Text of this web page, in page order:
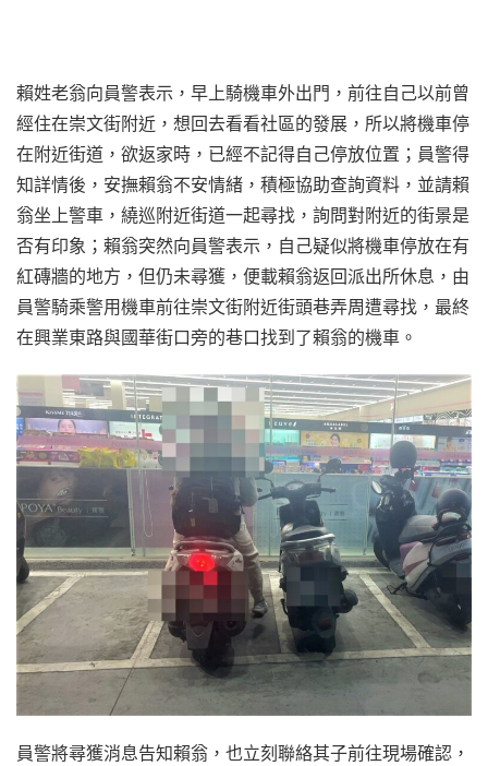
賴姓老翁向員警表示，早上騎機車外出門，前往自己以前曾
經住在崇文街附近，想回去看看社區的發展，所以將機車停
在附近街道，欲返家時，已經不記得自己停放位置；員警得
知詳情後，安撫賴翁不安情緒，積極協助查詢資料，並請賴
翁坐上警車，繞巡附近街道一起尋找，詢問對附近的街景是
否有印象；賴翁突然向員警表示，自己疑似將機車停放在有
紅磚牆的地方，但仍未尋獲，便載賴翁返回派出所休息，由
員警騎乘警用機車前往崇文街附近街頭巷弄周遭尋找，最終
在興業東路與國華街口旁的巷口找到了賴翁的機車。
員警將尋獲消息告知賴翁，也立刻聯絡其子前往現場確認，